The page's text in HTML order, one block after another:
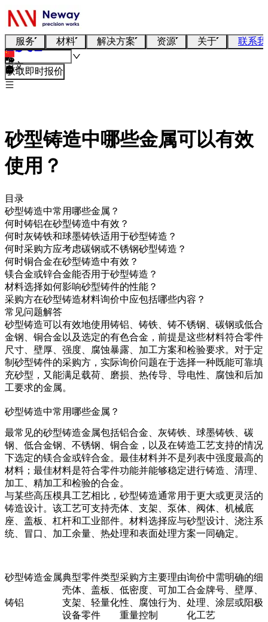
服务 材料 解决方案 资源 关于 联系
中文
获取即时报价
砂型铸造中哪些金属可以有效
使用？
目录
砂型铸造中常用哪些金属？
何时铸铝在砂型铸造中有效？
何时灰铸铁和球墨铸铁适用于砂型铸造？
何时采购方应考虑碳钢或不锈钢砂型铸造？
何时铜合金在砂型铸造中有效？
镁合金或锌合金能否用于砂型铸造？
材料选择如何影响砂型铸件的性能？
采购方在砂型铸造材料询价中应包括哪些内容？
常见问题解答
砂型铸造可以有效地使用铸铝、铸铁、铸不锈钢、碳钢或低合
金钢、铜合金以及选定的有色合金，前提是这些材料符合零件
尺寸、壁厚、强度、腐蚀暴露、加工方案和检验要求。对于定
制砂型铸件的采购方，实际询价问题在于选择一种既能可靠填
充砂型，又能满足载荷、磨损、热传导、导电性、腐蚀和后加
工要求的金属。
砂型铸造中常用哪些金属？
最常见的砂型铸造金属包括铝合金、灰铸铁、球墨铸铁、碳
钢、低合金钢、不锈钢、铜合金，以及在铸造工艺支持的情况
下选定的镁合金或锌合金。最佳材料并不是列表中强度最高的
材料；最佳材料是符合零件功能并能够稳定进行铸造、清理、
加工、精加工和检验的合金。
与某些高压模具工艺相比，砂型铸造通常用于更大或更灵活的
铸造设计。该工艺可支持壳体、支架、泵体、阀体、机械底
座、盖板、杠杆和工业部件。材料选择应与砂型设计、浇注系
统、冒口、加工余量、热处理和表面处理方案一同确定。
砂型铸造金属典型零件类型采购方主要理由询价中需明确的细
铸铝
壳体、盖板、
支架、轻量化
设备零件
低密度、可加工
性、腐蚀行为、
重量控制
合金牌号、壁厚、
处理、涂层或阳极
化工艺